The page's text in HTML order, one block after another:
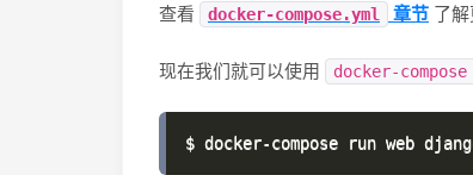
查看 docker-compose.yml 章节 了解
现在我们就可以使用 docker-